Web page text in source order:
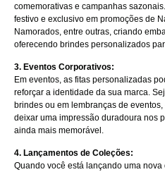
comemorativas e campanhas
festivo e exclusivo em promoções de
Namorados, entre outras, criando
oferecendo brindes personalizados
3. Eventos Corporativos:
Em eventos, as fitas personalizadas
reforçar a identidade da sua marca.
brindes ou em lembranças de
deixar uma impressão duradoura nos
ainda mais memorável.
4. Lançamentos de Coleções:
Quando você está lançando uma